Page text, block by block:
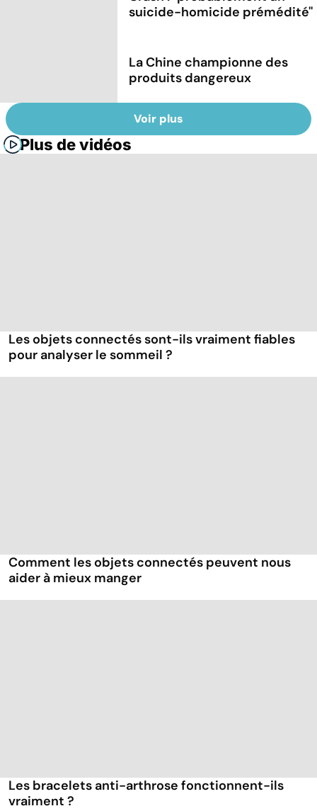
suicide-homicide prémédité''
La Chine championne des
produits dangereux
Voir plus
Plus de vidéos
Les objets connectés sont-ils vraiment fiables
pour analyser le sommeil ?
Comment les objets connectés peuvent nous
aider à mieux manger
Les bracelets anti-arthrose fonctionnent-ils
vraiment ?